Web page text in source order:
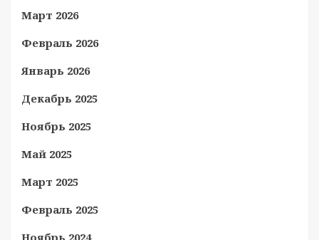
Март 2026
Февраль 2026
Январь 2026
Декабрь 2025
Ноябрь 2025
Май 2025
Март 2025
Февраль 2025
Ноябрь 2024